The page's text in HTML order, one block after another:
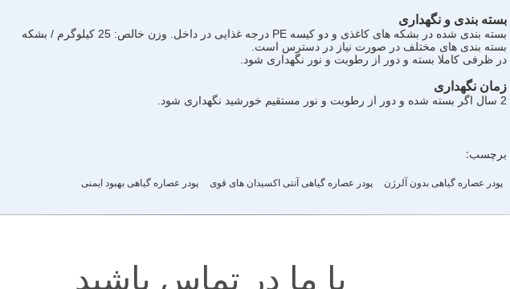
بسته بندی و نگهداری
بسته بندی شده در بشکه های کاغذی و دو کیسه PE درجه غذایی در داخل. وزن خالص: 25 کیلوگرم / بشکه
بسته بندی های مختلف در صورت نیاز در دسترس است.
در ظرفی کاملا بسته و دور از رطوبت و نور نگهداری شود.
زمان نگهداری
2 سال اگر بسته شده و دور از رطوبت و نور مستقیم خورشید نگهداری شود.
برچسب:
پودر عصاره گیاهی بدون آلرژن پودر عصاره گیاهی آنتی اکسیدان های قوی پودر عصاره گیاهی بهبود ایمنی
با ما در تماس باشید